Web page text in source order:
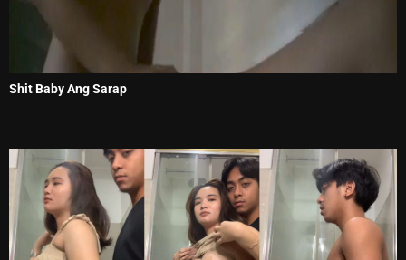
Shit Baby Ang Sarap